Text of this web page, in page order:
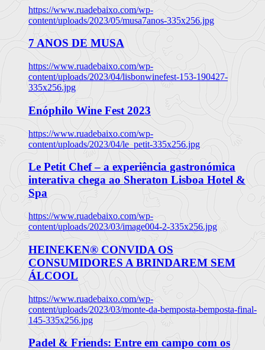
https://www.ruadebaixo.com/wp-
content/uploads/2023/05/musa7anos-335x256.jpg
7 ANOS DE MUSA
https://www.ruadebaixo.com/wp-
content/uploads/2023/04/lisbonwinefest-153-190427-
335x256.jpg
Enóphilo Wine Fest 2023
https://www.ruadebaixo.com/wp-
content/uploads/2023/04/le_petit-335x256.jpg
Le Petit Chef – a experiência gastronómica
interativa chega ao Sheraton Lisboa Hotel &
Spa
https://www.ruadebaixo.com/wp-
content/uploads/2023/03/image004-2-335x256.jpg
HEINEKEN® CONVIDA OS
CONSUMIDORES A BRINDAREM SEM
ÁLCOOL
https://www.ruadebaixo.com/wp-
content/uploads/2023/03/monte-da-bemposta-bemposta-final-
145-335x256.jpg
Padel & Friends: Entre em campo com os